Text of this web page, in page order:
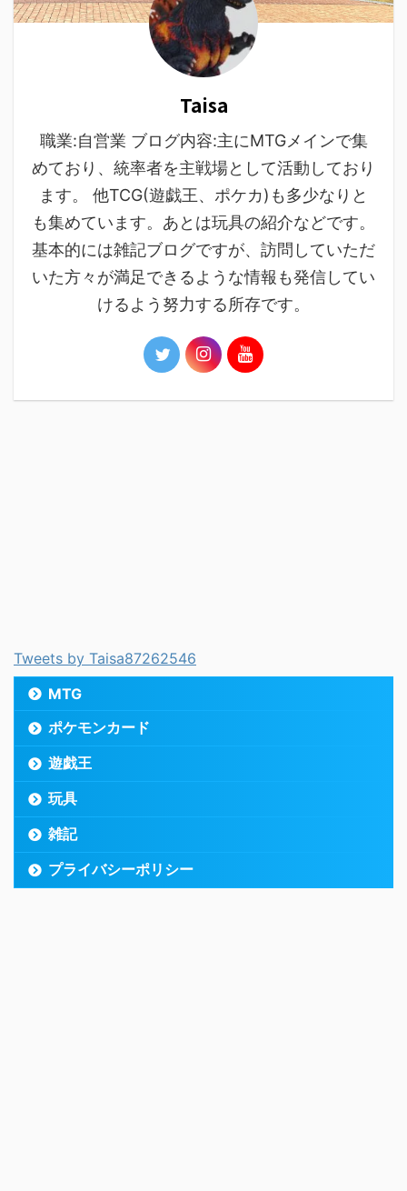
Taisa
職業:自営業 ブログ内容:主にMTGメインで集
めており、統率者を主戦場として活動しており
ます。 他TCG(遊戯王、ポケカ)も多少なりと
も集めています。あとは玩具の紹介などです。
基本的には雑記ブログですが、訪問していただ
いた方々が満足できるような情報も発信してい
けるよう努力する所存です。
Tweets by Taisa87262546
MTG
ポケモンカード
遊戯王
玩具
雑記
プライバシーポリシー